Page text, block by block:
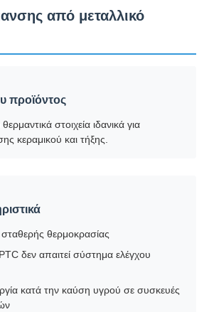
από μεταλλικό
προϊόντος
στοιχεία ιδανικά για
κεραμικού και τήξης.
θερμοκρασίας
δεν απαιτεί σύστημα ελέγχου
κατά την καύση υγρού σε συσκευές